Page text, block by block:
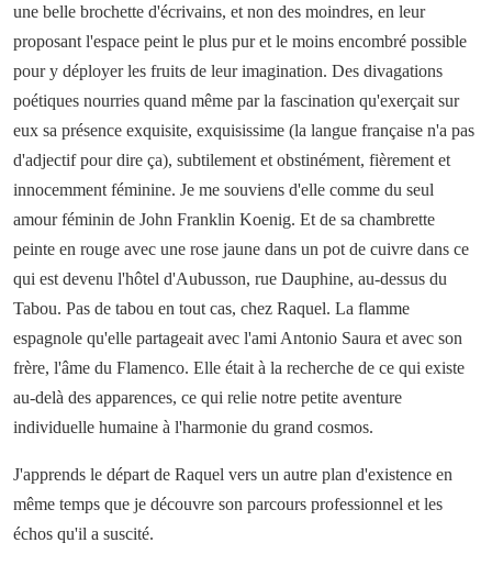
une belle brochette d'écrivains, et non des moindres, en leur
proposant l'espace peint le plus pur et le moins encombré possible
pour y déployer les fruits de leur imagination. Des divagations
poétiques nourries quand même par la fascination qu'exerçait sur
eux sa présence exquisite, exquisissime (la langue française n'a pas
d'adjectif pour dire ça), subtilement et obstinément, fièrement et
innocemment féminine. Je me souviens d'elle comme du seul
amour féminin de John Franklin Koenig. Et de sa chambrette
peinte en rouge avec une rose jaune dans un pot de cuivre dans ce
qui est devenu l'hôtel d'Aubusson, rue Dauphine, au-dessus du
Tabou. Pas de tabou en tout cas, chez Raquel. La flamme
espagnole qu'elle partageait avec l'ami Antonio Saura et avec son
frère, l'âme du Flamenco. Elle était à la recherche de ce qui existe
au-delà des apparences, ce qui relie notre petite aventure
individuelle humaine à l'harmonie du grand cosmos.
J'apprends le départ de Raquel vers un autre plan d'existence en
même temps que je découvre son parcours professionnel et les
échos qu'il a suscité.